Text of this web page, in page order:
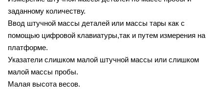
заданному количеству.
Ввод штучной массы деталей или массы тары как с
помощью цифровой клавиатуры,так и путем измерения на
платформе.
Указатели слишком малой штучной массы или слишком
малой массы пробы.
Малая высота весов.